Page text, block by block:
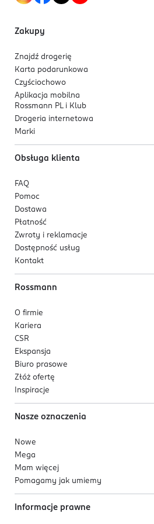
9 000101 801958
Zakupy
Znajdź drogerię
Karta podarunkowa
Czyściochowo
Aplikacja mobilna
Rossmann PL i Klub
Drogeria internetowa
Marki
Obsługa klienta
FAQ
Pomoc
Dostawa
Płatność
Zwroty i reklamacje
Dostępność usług
Kontakt
Rossmann
O firmie
Kariera
CSR
Ekspansja
Biuro prasowe
Złóż ofertę
Inspiracje
Nasze oznaczenia
Nowe
Mega
Mam więcej
Pomagamy jak umiemy
Informacje prawne